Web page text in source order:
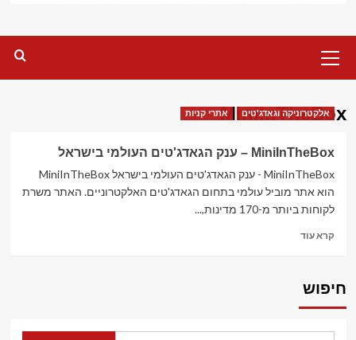
Menu
MiniInTheBox
אלקטרוניקה וגאדג'טים אתרי קניות
MiniInTheBox – ענק הגאדג'טים העולמי בישראל
MiniInTheBox - ענק הגאדג'טים העולמי בישראל MiniInTheBox
הוא אתר מוביל עולמי בתחום הגאדג'טים האלקטרוניים. האתר משרת
לקוחות ביותר מ-170 מדינות,...
קרא עודRead
ענק
חיפוש